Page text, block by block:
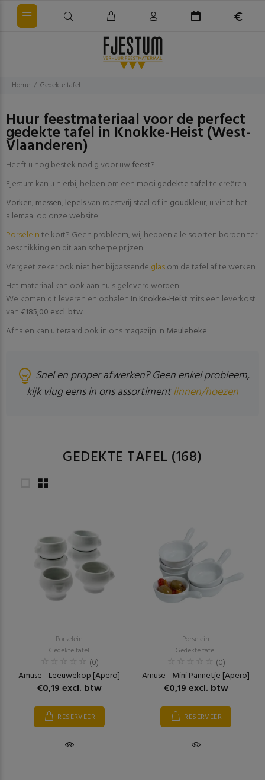
Home Gedekte tafel
Huur feestmateriaal voor de perfect
gedekte tafel in Knokke-Heist (West-
Vlaanderen)
Heeft u nog bestek nodig voor uwfeest?
Fjestum kan u hierbij helpen om een mooi gedekte tafelte creëren.
Vorken, messen, lepelsvan roestvrij staal of in goudkleur, u vindt het
allemaal op onze website.
Porseleinte kort? Geen probleem, wij hebben alle soorten borden ter
beschikking en dit aan scherpe prijzen.
Vergeet zeker ook niet het bijpassende glasom de tafel af te werken.
Het materiaal kan ook aan huis geleverd worden.
We komen dit leveren en ophalen In Knokke-Heist mits een leverkost
van€185,00 excl. btw.
Afhalen kan uiteraard ook in ons magazijn in Meulebeke
Snel en proper afwerken? Geen enkel probleem,
kijk vlug eens in ons assortimentlinnen/hoezen
GEDEKTE TAFEL (168)
Porselein
Gedekte tafel
(0)
Amuse - Leeuwekop [Apero]
€0,19 excl. btw
RESERVEER
Porselein
Gedekte tafel
(0)
Amuse - Mini Pannetje [Apero]
€0,19 excl. btw
RESERVEER